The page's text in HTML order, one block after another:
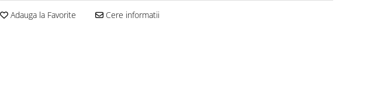
Adauga la Favorite Cere informatii